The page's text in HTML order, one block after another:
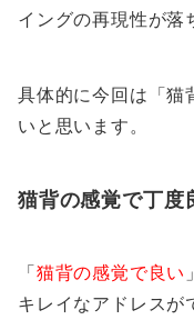
イングの再現性が落
具体的に今回は「猫
いと思います。
猫背の感覚で丁度
「猫背の感覚で良い
キレイなアドレスが